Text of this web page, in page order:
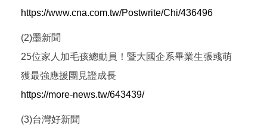
https://www.cna.com.tw/Postwrite/Chi/436496
(2)墨新聞
25位家人加毛孩總動員！暨大國企系畢業生張彧萌
獲最強應援團見證成長
https://more-news.tw/643439/
(3)台灣好新聞